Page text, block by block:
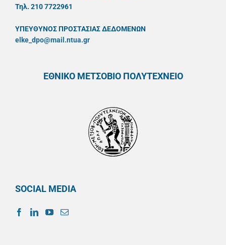
Τηλ. 210 7722961
ΥΠΕΥΘYΝΟΣ ΠΡΟΣΤΑΣΙΑΣ ΔΕΔΟΜΕΝΩΝ
elke_dpo@mail.ntua.gr
ΕΘΝΙΚΟ ΜΕΤΣΟΒΙΟ ΠΟΛΥΤΕΧΝΕΙΟ
SOCIAL MEDIA